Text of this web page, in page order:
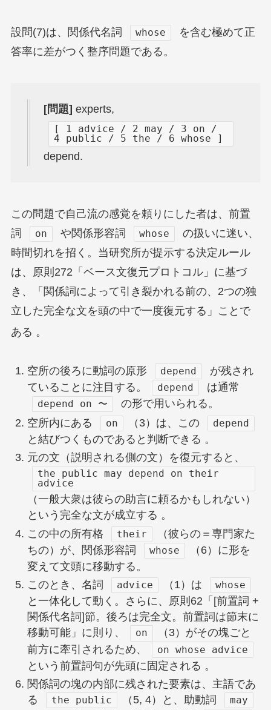
設問(7)は、関係代名詞 whose
を含む極めて正
答率に差がつく整序問題である。
[問題] experts,
[ 1 advice / 2 may / 3 on /
4 public / 5 the / 6 whose ]
depend.
この問題で自己流の感覚を頼りにした者は、前置
詞
on や関係形容詞 whose
の扱いに迷い、
時間切れを招く。当研究所が提示する決定ルール
は、原則272「ベース文復元プロトコル」に基づ
き、「関係詞によって引き裂かれる前の、2つの独
立した完全な文を頭の中で一度復元する」ことで
ある 。
空所の後ろに動詞の原形 depend
が残され
ていることに注目する。
depend は通常
depend on 〜
の形で用いられる。
空所内にある
on （3）は、この depend
と結びつくものであると判断できる 。
元の文（説明される側の文）を復元すると、
the public may depend on their
advice
（一般大衆は彼らの助言に頼るかもしれない）
という完全な文が成立する 。
この中の所有格
their
（彼らの＝専門家た
ちの）が、関係形容詞
whose
（6）に形を
変えて文頭に移動する。
このとき、名詞
advice （1）は whose
と一体化して動く。さらに、原則62「[前置詞 +
関係代名詞]節。後ろは完全文。前置詞は節末に
移動可能」に則り、
on
（3）がその塊ごと
前方に牽引されるため、
on whose advice
という前置詞句が先頭に固定される 。
関係詞の塊の内部に残された要素は、主語であ
る
the public （5, 4）と、助動詞 may